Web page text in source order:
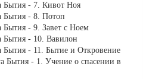
Бытия - 7. Кивот Ноя
Бытия - 8. Потоп
- 9. Завет с Ноем
- 10. Вавилон
- 11. Бытие и Откровение
Бытия - 1. Учение о спасении в